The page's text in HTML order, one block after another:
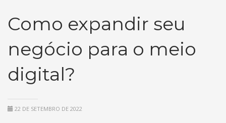
Como expandir seu
negócio para o meio
digital?
22 DE SETEMBRO DE 2022